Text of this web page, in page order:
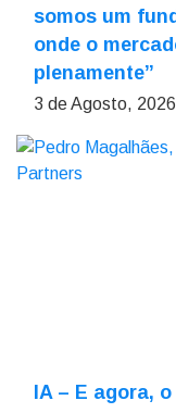
somos um
onde o
plenamente”
3 de Agosto, 2026
IA – E agora,